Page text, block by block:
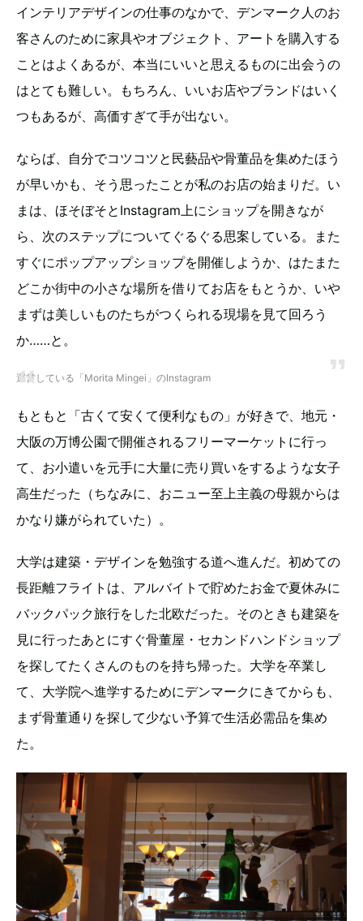
インテリアデザインの仕事のなかで、デンマーク人のお
客さんのために家具やオブジェクト、アートを購入する
ことはよくあるが、本当にいいと思えるものに出会うの
はとても難しい。もちろん、いいお店やブランドはいく
つもあるが、高価すぎて手が出ない。
ならば、自分でコツコツと民藝品や骨董品を集めたほう
が早いかも、そう思ったことが私のお店の始まりだ。い
まは、ほそぼそとInstagram上にショップを開きなが
ら、次のステップについてぐるぐる思案している。また
すぐにポップアップショップを開催しようか、はたまた
どこか街中の小さな場所を借りてお店をもとうか、いや
まずは美しいものたちがつくられる現場を見て回ろう
か……と。
運営している「Morita Mingei」のInstagram
もともと「古くて安くて便利なもの」が好きで、地元・
大阪の万博公園で開催されるフリーマーケットに行っ
て、お小遣いを元手に大量に売り買いをするような女子
高生だった（ちなみに、おニュー至上主義の母親からは
かなり嫌がられていた）。
大学は建築・デザインを勉強する道へ進んだ。初めての
長距離フライトは、アルバイトで貯めたお金で夏休みに
バックパック旅行をした北欧だった。そのときも建築を
見に行ったあとにすぐ骨董屋・セカンドハンドショップ
を探してたくさんのものを持ち帰った。大学を卒業し
て、大学院へ進学するためにデンマークにきてからも、
まず骨董通りを探して少ない予算で生活必需品を集め
た。